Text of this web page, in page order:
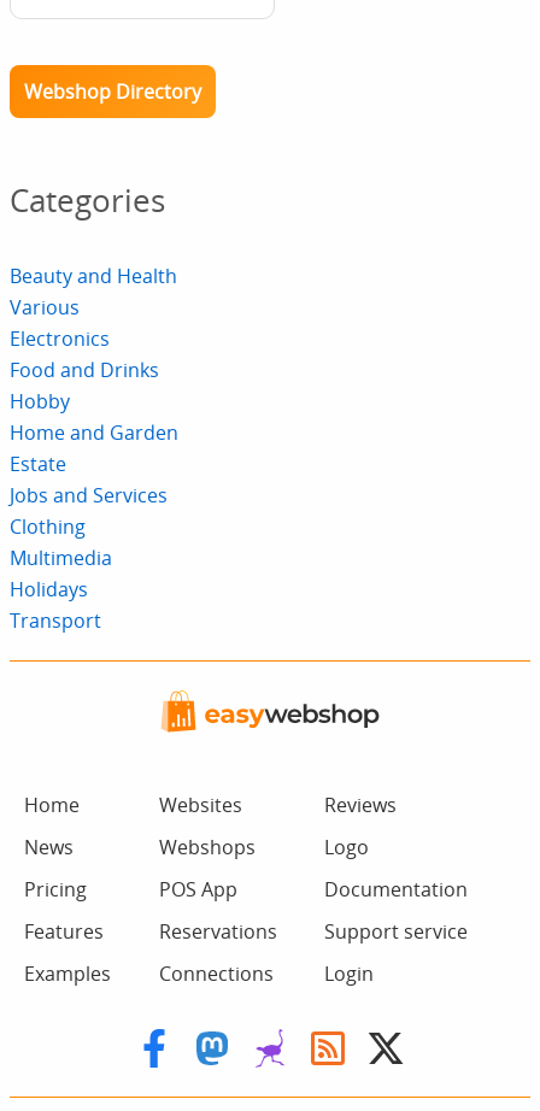
Webshop Directory
Categories
Beauty and Health
Various
Electronics
Food and Drinks
Hobby
Home and Garden
Estate
Jobs and Services
Clothing
Multimedia
Holidays
Transport
Home
News
Pricing
Features
Examples
Websites
Webshops
POS App
Reservations
Connections
Reviews
Logo
Documentation
Support service
Login